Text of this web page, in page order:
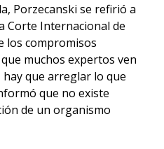
Porzecanski se refirió a
Corte Internacional de
los compromisos
muchos expertos ven
hay que arreglar lo que
que no existe
de un organismo